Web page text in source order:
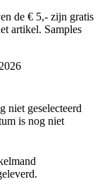
de € 5,- zijn gratis
artikel. Samples
niet geselecteerd
is nog niet